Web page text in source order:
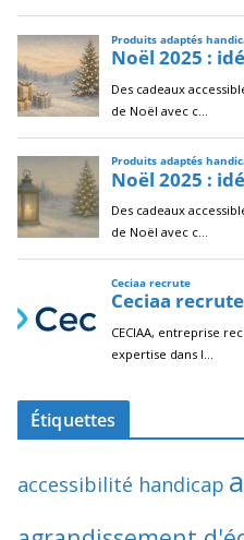
Étiquettes
accessibilité handicap